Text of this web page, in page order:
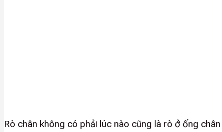
Rò chân không có phải lúc nào cũng là rò ở ống